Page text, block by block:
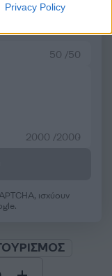
Privacy Policy
50 /50
2000 /2000
ισχύουν